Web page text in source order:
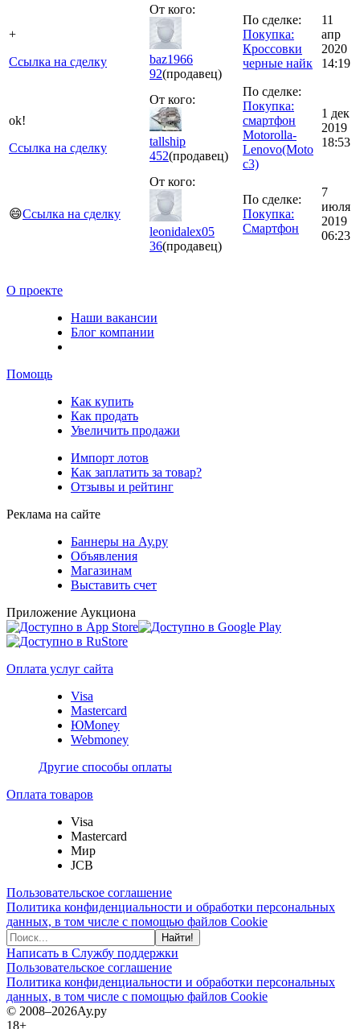
+
Ссылка на сделку
От кого:
baz1966
92(продавец)
По сделке:
Покупка:
Кроссовки
черные найк
11
апр
2020
14:19
ok!
Ссылка на сделку
От кого:
tallship
452(продавец)
По сделке:
Покупка:
смартфон
Motorolla-
Lenovo(Moto
c3)
1 дек
2019
18:53
😄Ссылка на сделку
От кого:
leonidalex05
36(продавец)
По сделке:
Покупка:
Смартфон
7
июля
2019
06:23
О проекте
Наши вакансии
Блог компании
Помощь
Как купить
Как продать
Увеличить продажи
Импорт лотов
Как заплатить за товар?
Отзывы и рейтинг
Реклама на сайте
Баннеры на Ау.ру
Объявления
Магазинам
Выставить счет
Приложение Аукциона
Оплата услуг сайта
Visa
Mastercard
ЮMoney
Webmoney
Другие способы оплаты
Оплата товаров
Visa
Mastercard
Мир
JCB
Пользовательское соглашение
Политика конфиденциальности и обработки персональных
данных, в том числе с помощью файлов Cookie
Найти!
Написать в Службу поддержки
Пользовательское соглашение
Политика конфиденциальности и обработки персональных
данных, в том числе с помощью файлов Cookie
© 2008–2026Ау.ру
18+